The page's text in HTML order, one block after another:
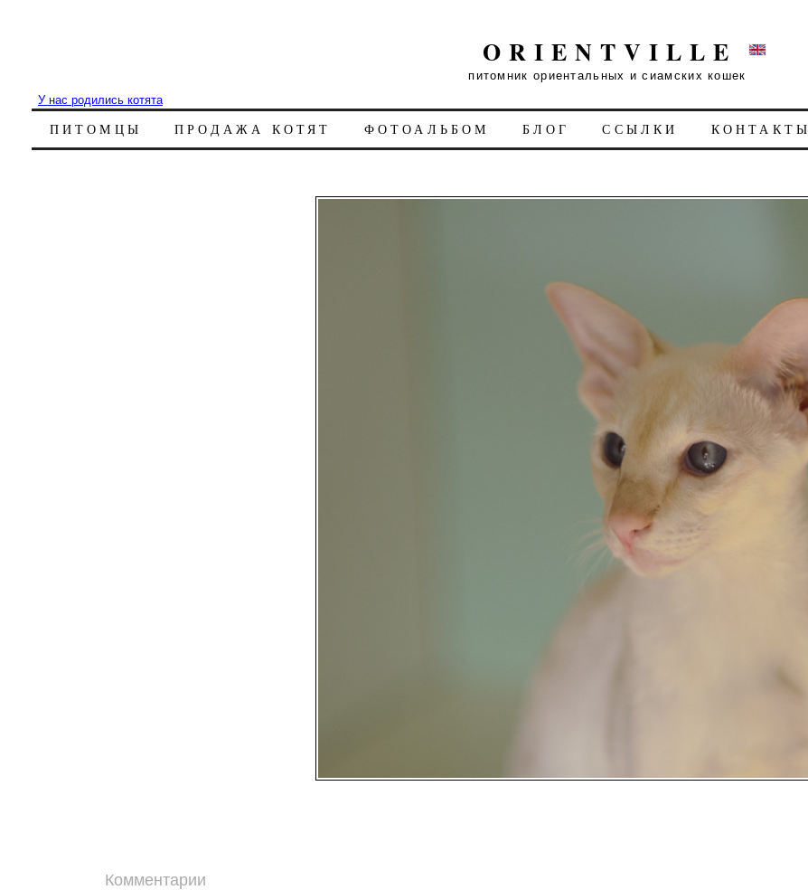
ORIENTVILLE
питомник ориентальных и сиамских кошек
У нас родились котята
ПИТОМЦЫ ПРОДАЖА КОТЯТ ФОТОАЛЬБОМ БЛОГ ССЫЛКИ КОНТАКТЫ
Комментарии